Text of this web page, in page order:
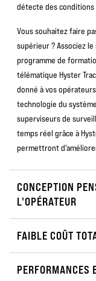
détecte des
Vous souhaitez faire
supérieur ? Associez
programme de
télématique Hyster
donné à vos
technologie du
superviseurs de
temps réel grâce à
permettront
CONCEPTION
L'OPÉRATEUR
FAIBLE COÛT
PERFORMANCES